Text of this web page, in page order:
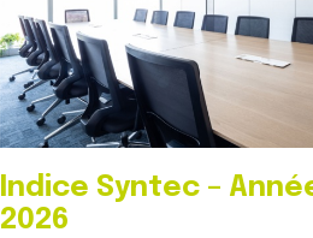
–
A
n
n
é
e
2
2
m
a
t
d
e
s
a
f
f
Indice Syntec –
2026